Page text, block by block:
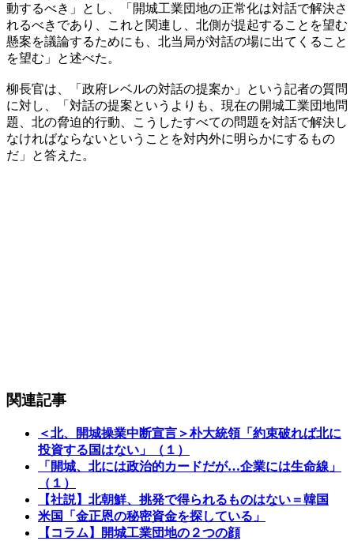
動するべき」とし、「開城工業団地の正常化は対話で解決さ
れるべきであり、これと関連し、北側が提起することを望む
懸案を議論するためにも、北当局が対話の場に出てくること
を望む」と述べた。
柳長官は、「政府レベルの対話の提案か」という記者の質問
に対し、「対話の提案というよりも、現在の開城工業団地問
題、北の脅迫的行動、こうしたすべての問題を対話で解決し
なければならないということを対内外に明らかにするもの
だ」と答えた。
関連記事
＜北、開城操業中断宣言＞朴大統領「約束破れば北に
投資する国はない」（１）
「開城、北には政治的カードだが…企業には生命線」
（１）
【社説】北朝鮮、挑発で得られるものはない＝韓国
米国「金正恩の秘密資金を探している」
【コラム】開城工業団地の２つの顔